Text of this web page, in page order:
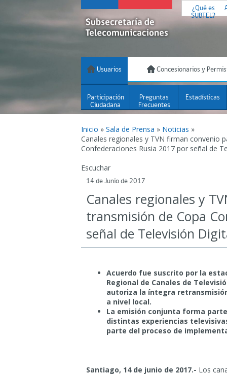
¿Qué es
SUBTEL?
Usuarios Concesionarios y
Participación
Ciudadana
Preguntas
Frecuentes
Estadísticas
Inicio » Sala de Prensa » Noticias »
Canales regionales y TVN firman convenio
Confederaciones Rusia 2017 por señal de
Escuchar
14 de Junio de 2017
Canales regionales y
transmisión de Copa
señal de Televisión
Acuerdo fue suscrito por la
Regional de Canales de
autoriza la íntegra
a nivel local.
La emisión conjunta forma
distintas experiencias
parte del proceso de
Santiago, 14 de junio de 2017.- Los